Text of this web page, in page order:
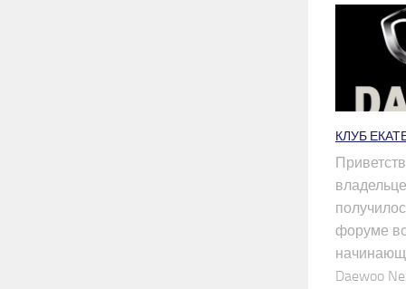
КЛУБ
форуме
Daewoo